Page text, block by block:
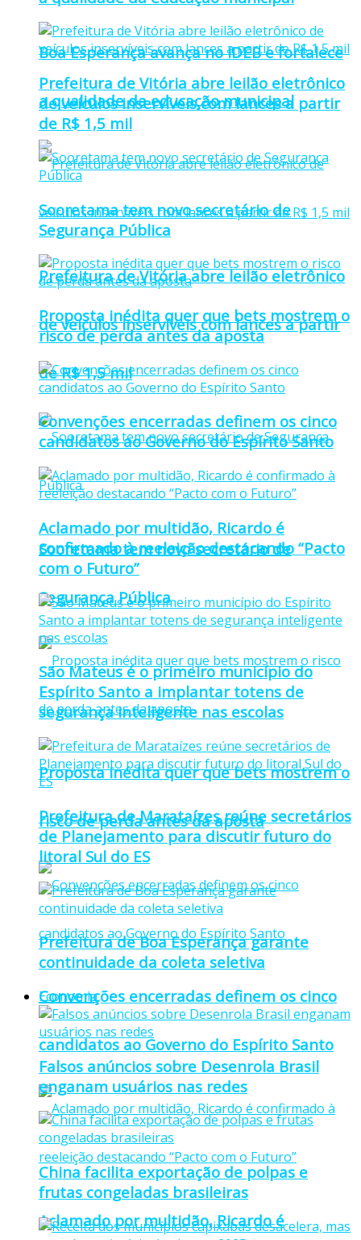
Boa Esperança avança no IDEB e fortalece
a qualidade da educação municipal
Prefeitura de Vitória abre leilão eletrônico
de veículos inservíveis com lances a partir
de R$ 1,5 mil
Sooretama tem novo secretário de
Segurança Pública
Proposta inédita quer que bets mostrem o
risco de perda antes da aposta
Convenções encerradas definem os cinco
candidatos ao Governo do Espírito Santo
Aclamado por multidão, Ricardo é
Prefeitura de Vitória abre leilão eletrônico
de veículos inservíveis com lances a partir
de R$ 1,5 mil
Sooretama tem novo secretário de
Segurança Pública
Proposta inédita quer que bets mostrem o
risco de perda antes da aposta
Convenções encerradas definem os cinco
candidatos ao Governo do Espírito Santo
Aclamado por multidão, Ricardo é
confirmado à reeleição destacando “Pacto
com o Futuro”
São Mateus é o primeiro município do
Espírito Santo a implantar totens de
segurança inteligente nas escolas
Prefeitura de Marataízes reúne secretários
de Planejamento para discutir futuro do
litoral Sul do ES
Prefeitura de Boa Esperança garante
continuidade da coleta seletiva
Economia
Falsos anúncios sobre Desenrola Brasil
enganam usuários nas redes
China facilita exportação de polpas e
frutas congeladas brasileiras